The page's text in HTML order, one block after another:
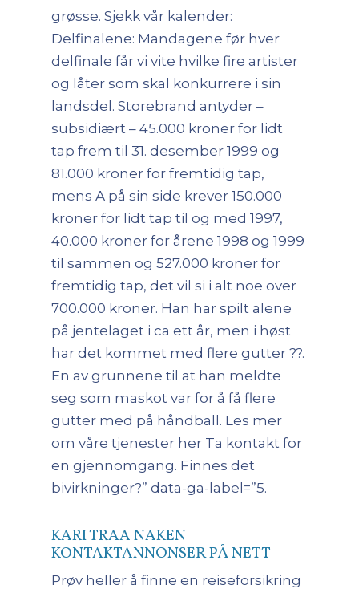
grøsse. Sjekk vår kalender:
Delfinalene: Mandagene før hver
delfinale får vi vite hvilke fire artister
og låter som skal konkurrere i sin
landsdel. Storebrand antyder –
subsidiært – 45.000 kroner for lidt
tap frem til 31. desember 1999 og
81.000 kroner for fremtidig tap,
mens A på sin side krever 150.000
kroner for lidt tap til og med 1997,
40.000 kroner for årene 1998 og 1999
til sammen og 527.000 kroner for
fremtidig tap, det vil si i alt noe over
700.000 kroner. Han har spilt alene
på jentelaget i ca ett år, men i høst
har det kommet med flere gutter ??.
En av grunnene til at han meldte
seg som maskot var for å få flere
gutter med på håndball. Les mer
om våre tjenester her Ta kontakt for
en gjennomgang. Finnes det
bivirkninger?” data-ga-label=”5.
KARI TRAA NAKEN
KONTAKTANNONSER PÅ NETT
Prøv heller å finne en reiseforsikring